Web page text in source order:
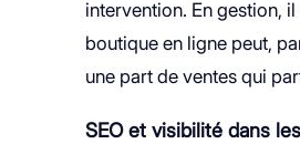
intervention. En gestion,
boutique en ligne peut,
une part de ventes qui
SEO et visibilité dans